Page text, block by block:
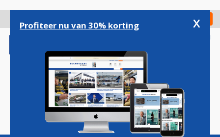
gaan
Check in
Magazine Podcasts Vacatures
Profiteer nu van 30% korting x